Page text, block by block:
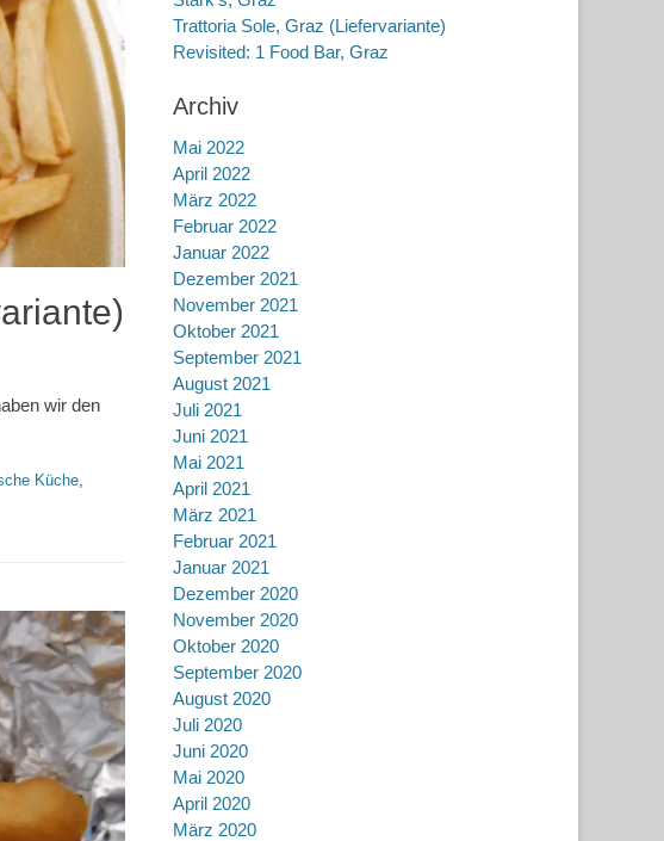
wir den
Küche
Trattoria Sole, Graz (Liefervariante)
Revisited: 1 Food Bar, Graz
Archiv
Mai 2022
April 2022
März 2022
Februar 2022
Januar 2022
Dezember 2021
November 2021
Oktober 2021
September 2021
August 2021
Juli 2021
Juni 2021
Mai 2021
April 2021
März 2021
Februar 2021
Januar 2021
Dezember 2020
November 2020
Oktober 2020
September 2020
August 2020
Juli 2020
Juni 2020
Mai 2020
April 2020
März 2020